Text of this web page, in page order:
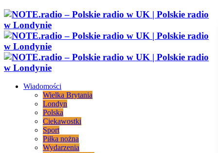
Wiadomości
Wielka Brytania
Londyn
Polska
Ciekawostki
Sport
Piłka nożna
Wydarzenia